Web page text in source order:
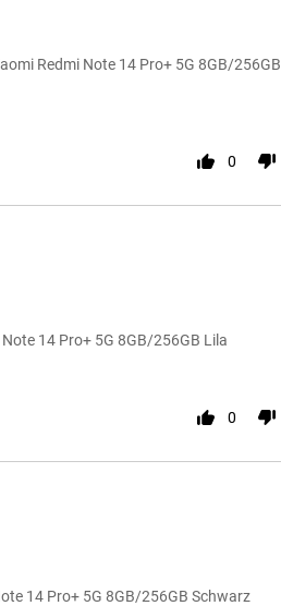
Redmi Note 14 Pro+ 5G 8GB/256GB
0
14 Pro+ 5G 8GB/256GB Lila
0
14 Pro+ 5G 8GB/256GB Schwarz